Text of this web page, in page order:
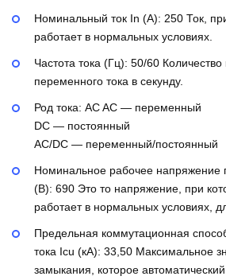
Номинальный ток In (А): 250 Ток,
работает в нормальных условиях.
Частота тока (Гц): 50/60
переменного тока в секунду.
Род тока: ACAC — переменный
DC — постоянный
AC/DC — переменный/постоянный
Номинальное рабочее напряжение
(В): 690 Это то напряжение, при
работает в нормальных условиях,
Предельная коммутационная
тока Icu (кА): 33,50 Максимальное
замыкания, которое